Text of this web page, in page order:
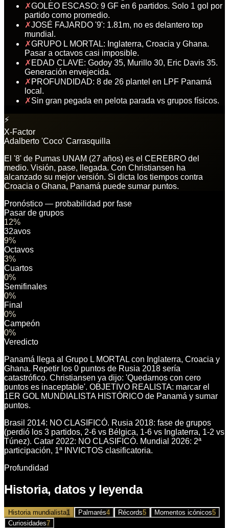
✗GOLEO ESCASO: 9 GF en 6 partidos. Solo 1 gol por
partido como promedio.
✗JOSÉ FAJARDO '9': 1.81m, no es delantero top
mundial.
✗GRUPO L MORTAL: Inglaterra, Croacia y Ghana.
Pasar a octavos casi imposible.
✗ EDAD CLAVE: Godoy 35, Murillo 30, Eric Davis 35.
Generación envejecida.
✗ PROFUNDIDAD: 8 de 26 plantel en LPF Panamá
local.
✗Sin gran pegada en pelota parada vs grupos físicos.
⚡
X-Factor
Adalberto 'Coco' Carrasquilla
El '8' de Pumas UNAM (27 años) es el CEREBRO del
medio. Visión, pase, llegada. Con Christiansen ha
alcanzado su mejor versión. Si dicta los tiempos contra
Croacia o Ghana, Panamá puede sumar puntos.
Pronóstico — probabilidad por fase
Pasar de grupos
12%
32avos
9%
Octavos
3%
Cuartos
0%
Semifinales
0%
Final
0%
Campeón
0%
Veredicto
Panamá llega al Grupo L MORTAL con Inglaterra, Croacia y
Ghana. Repetir los 0 puntos de Rusia 2018 sería
catastrófico. Christiansen ya dijo: 'Quedarnos con cero
puntos es inaceptable'. OBJETIVO REALISTA: marcar el
1ER GOL MUNDIALISTA HISTÓRICO de Panamá y sumar
puntos.
Brasil 2014: NO CLASIFICÓ. Rusia 2018: fase de grupos
(perdió los 3 partidos, 2-6 vs Bélgica, 1-6 vs Inglaterra, 1-2 vs
Túnez). Catar 2022: NO CLASIFICÓ. Mundial 2026: 2ª
participación, 1ª INVICTOS clasificatoria.
Profundidad
Historia, datos y leyenda
Historia mundialista1 Palmarés4 Récords5 Momentos icónicos5
Curiosidades7